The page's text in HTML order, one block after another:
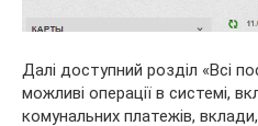
Далі доступний розділ «Всі
можливі операції в системі,
комунальних платежів,